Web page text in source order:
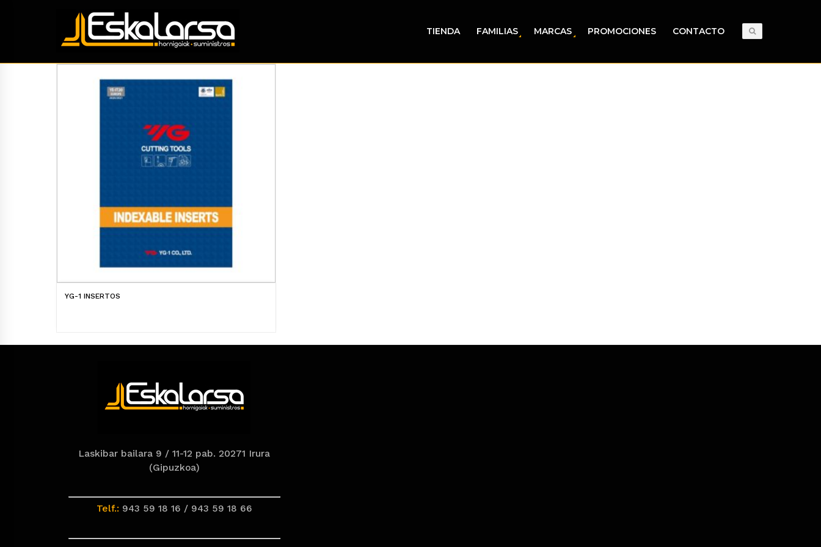
TIENDA FAMILIAS MARCAS PROMOCIONES CONTACTO
YG-1 INSERTOS
Laskibar bailara 9 / 11-12 pab. 20271 Irura
(Gipuzkoa)
Telf.: 943 59 18 16 / 943 59 18 66